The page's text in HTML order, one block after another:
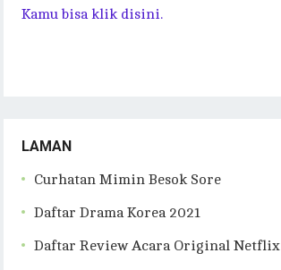
Kamu bisa klik disini.
LAMAN
Curhatan Mimin Besok Sore
Daftar Drama Korea 2021
Daftar Review Acara Original Netflix